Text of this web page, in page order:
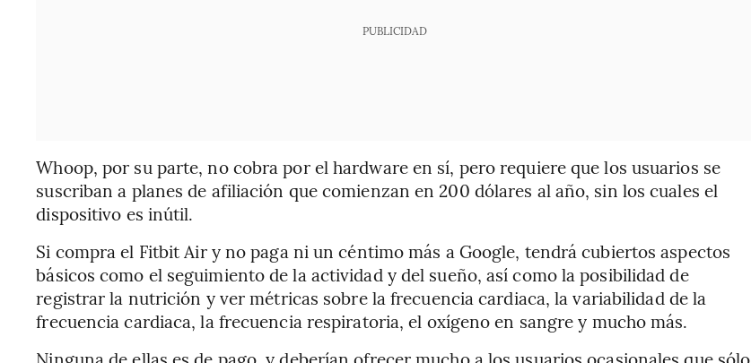
PUBLICIDAD
Whoop, por su parte, no cobra por el hardware en sí, pero requiere que los usuarios se
suscriban a planes de afiliación que comienzan en 200 dólares al año, sin los cuales el
dispositivo es inútil.
Si compra el Fitbit Air y no paga ni un céntimo más a Google, tendrá cubiertos aspectos
básicos como el seguimiento de la actividad y del sueño, así como la posibilidad de
registrar la nutrición y ver métricas sobre la frecuencia cardiaca, la variabilidad de la
frecuencia cardiaca, la frecuencia respiratoria, el oxígeno en sangre y mucho más.
Ninguna de ellas es de pago, y deberían ofrecer mucho a los usuarios ocasionales que sólo